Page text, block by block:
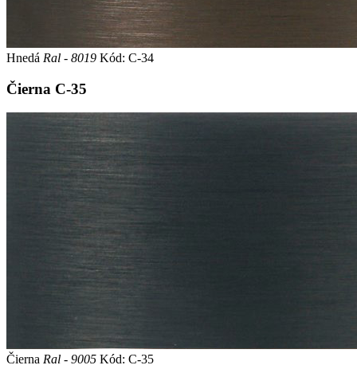
Hnedá Ral - 8019 Kód: C-34
Čierna C-35
Čierna Ral - 9005 Kód: C-35